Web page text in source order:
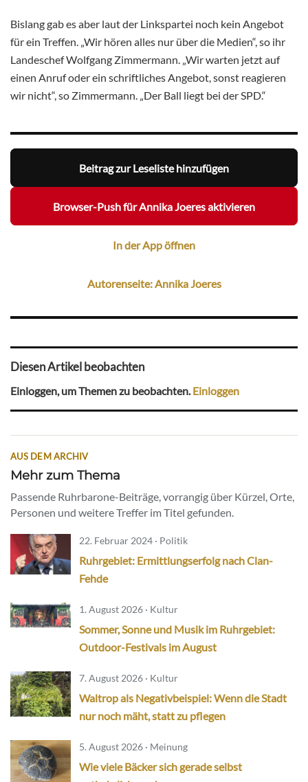
Bislang gab es aber laut der Linkspartei noch kein Angebot
für ein Treffen. „Wir hören alles nur über die Medien“, so ihr
Landeschef Wolfgang Zimmermann. „Wir warten jetzt auf
einen Anruf oder ein schriftliches Angebot, sonst reagieren
wir nicht“, so Zimmermann. „Der Ball liegt bei der SPD.“
Beitrag zur Leseliste hinzufügen
Browser-Push für Annika Joeres aktivieren
In der App öffnen
Autorenseite: Annika Joeres
Diesen Artikel beobachten
Einloggen, um Themen zu beobachten.Einloggen
AUS DEM ARCHIV
Mehr zum Thema
Passende Ruhrbarone-Beiträge, vorrangig über Kürzel, Orte,
Personen und weitere Treffer im Titel gefunden.
22. Februar 2024 · Politik
Ruhrgebiet: Ermittlungserfolg nach Clan-
Fehde
1. August 2026 · Kultur
Sommer, Sonne und Musik im Ruhrgebiet:
Outdoor-Festivals im August
7. August 2026 · Kultur
Waltrop als Negativbeispiel: Wenn die Stadt
nur noch mäht, statt zu pflegen
5. August 2026 · Meinung
Wie viele Bäcker sich gerade selbst